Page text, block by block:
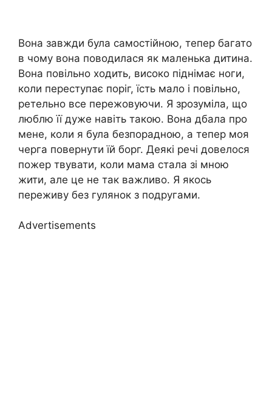
Вона завжди була самостійною, тепер багато
в чому вона поводилася як маленька дитина.
Вона повільно ходить, високо піднімає ноги,
коли переступає поріг, їсть мало і повільно,
ретельно все пережовуючи. Я зрозуміла, що
люблю її дуже навіть такою. Вона дбала про
мене, коли я була безпорадною, а тепер моя
черга повернути їй борг. Деякі речі довелося
пожер твувати, коли мама стала зі мною
жити, але це не так важливо. Я якось
переживу без гулянок з подругами.
Advertisements